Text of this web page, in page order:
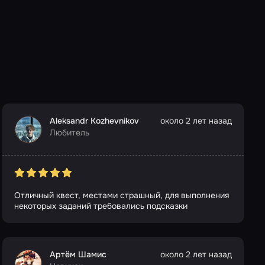
Aleksandr Kozhevnikov
Любитель
около 2 лет назад
Отличный квест, местами страшный, для выполнения
некоторых заданий требовались подсказки
Артём Шамис
около 2 лет назад